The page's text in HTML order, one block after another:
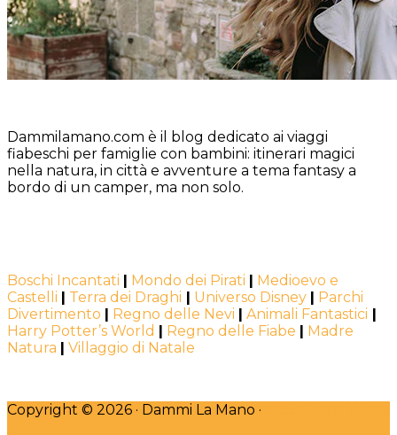
Dammilamano.com è il blog dedicato ai viaggi
fiabeschi per famiglie con bambini: itinerari magici
nella natura, in città e avventure a tema fantasy a
bordo di un camper, ma non solo.
Boschi Incantati | Mondo dei Pirati | Medioevo e
Castelli | Terra dei Draghi | Universo Disney | Parchi
Divertimento | Regno delle Nevi | Animali Fantastici |
Harry Potter’s World | Regno delle Fiabe | Madre
Natura | Villaggio di Natale
Copyright © 2026 · Dammi La Mano ·